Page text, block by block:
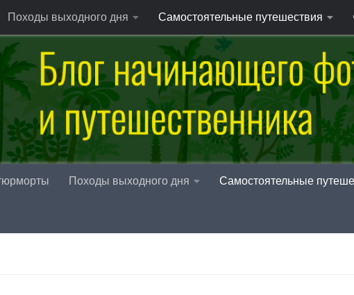
Походы выходного дня Самостоятельные путешествия
Походы выходного дня Самостоятельные